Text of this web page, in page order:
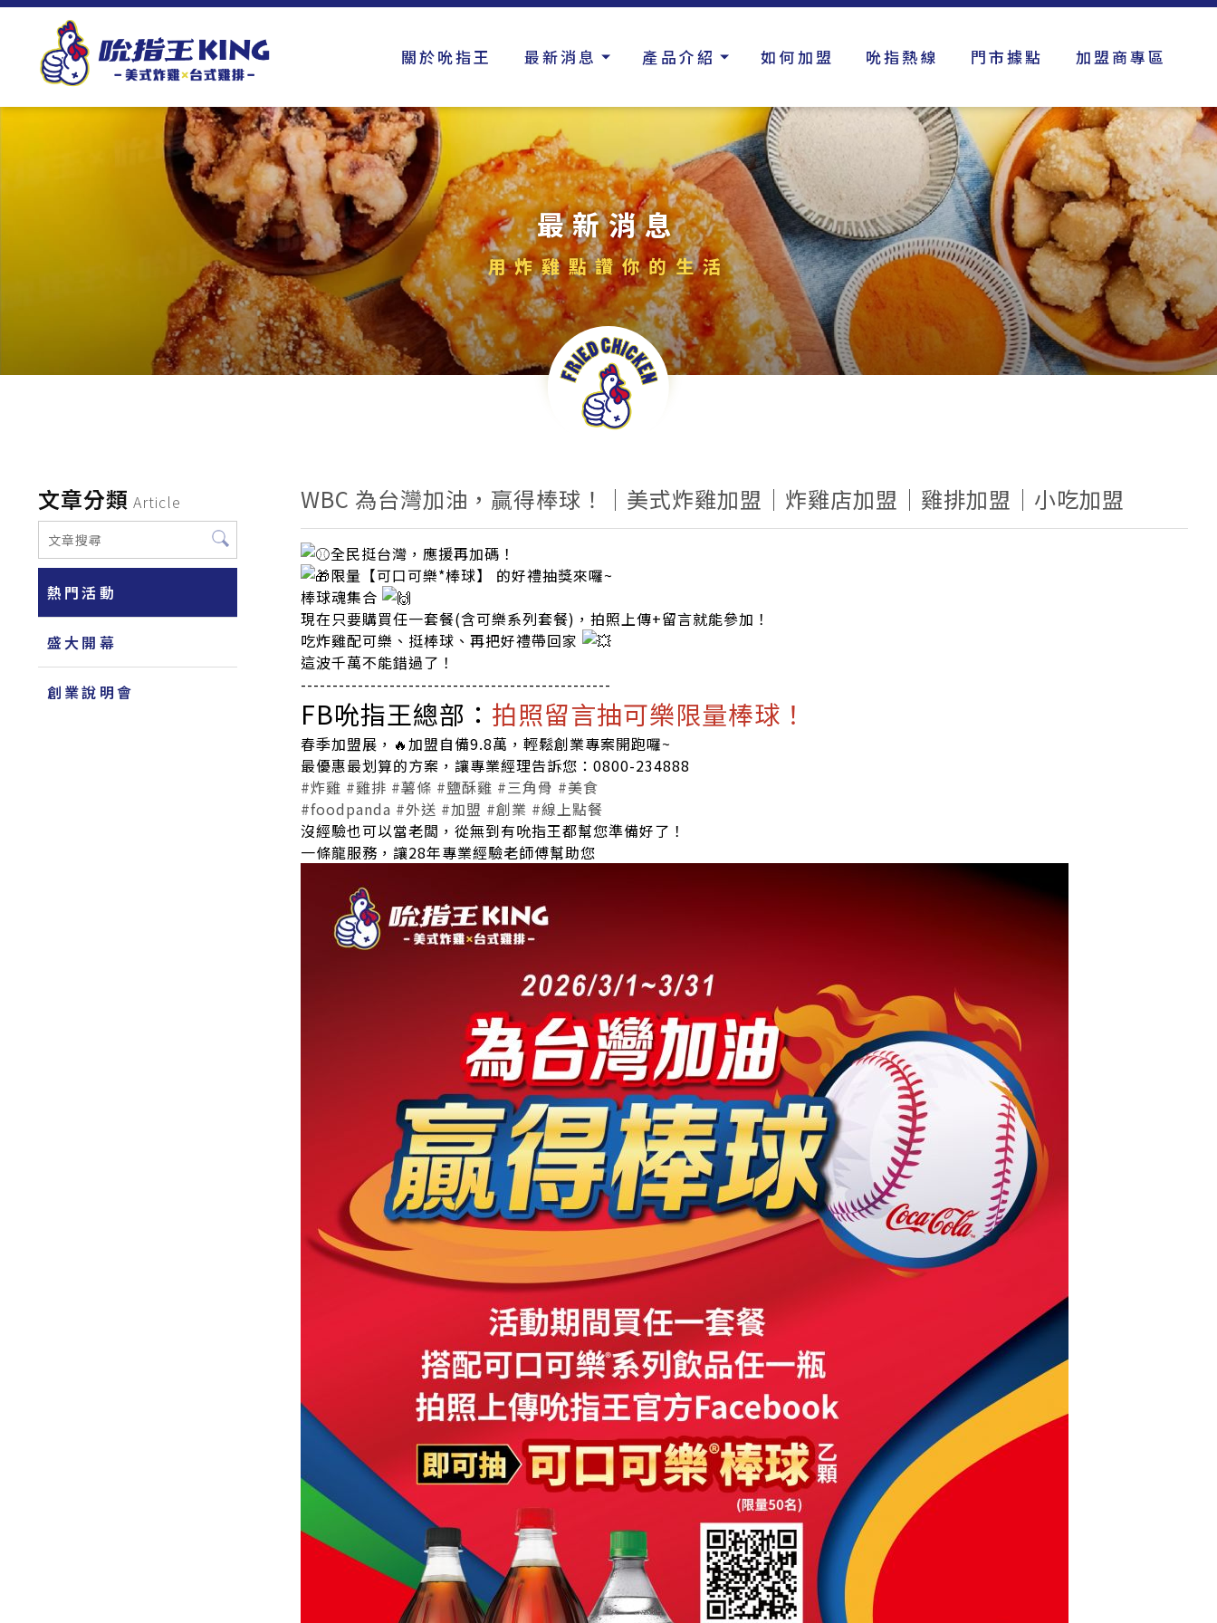
關於吮指王 最新消息 產品介紹 如何加盟 吮指熱線 門市據點 加盟商專區
最新消息
文章分類 Article
熱門活動
盛大開幕
創業說明會
WBC 為台灣加油，贏得棒球！｜美式炸雞加盟｜炸雞店加盟｜雞排加盟｜小吃加盟
全民挺台灣，應援再加碼！
限量【可口可樂*棒球】 的好禮抽獎來囉~
棒球魂集合
現在只要購買任一套餐(含可樂系列套餐)，拍照上傳+留言就能參加！
吃炸雞配可樂、挺棒球、再把好禮帶回家
這波千萬不能錯過了！
-------------------------------------------------
FB吮指王總部： 拍照留言抽可樂限量棒球！
春季加盟展，🔥加盟自備9.8萬，輕鬆創業專案開跑囉~
最優惠最划算的方案，讓專業經理告訴您：0800-234888
#炸雞 #雞排 #薯條 #鹽酥雞 #三角骨 #美食
#foodpanda #外送 #加盟 #創業 #線上點餐
沒經驗也可以當老闆，從無到有吮指王都幫您準備好了！
一條龍服務，讓28年專業經驗老師傅幫助您